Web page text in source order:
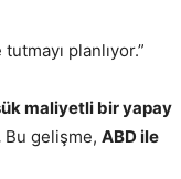
planlıyor.”
maliyetli bir yapay
Bu gelişme, ABD ile